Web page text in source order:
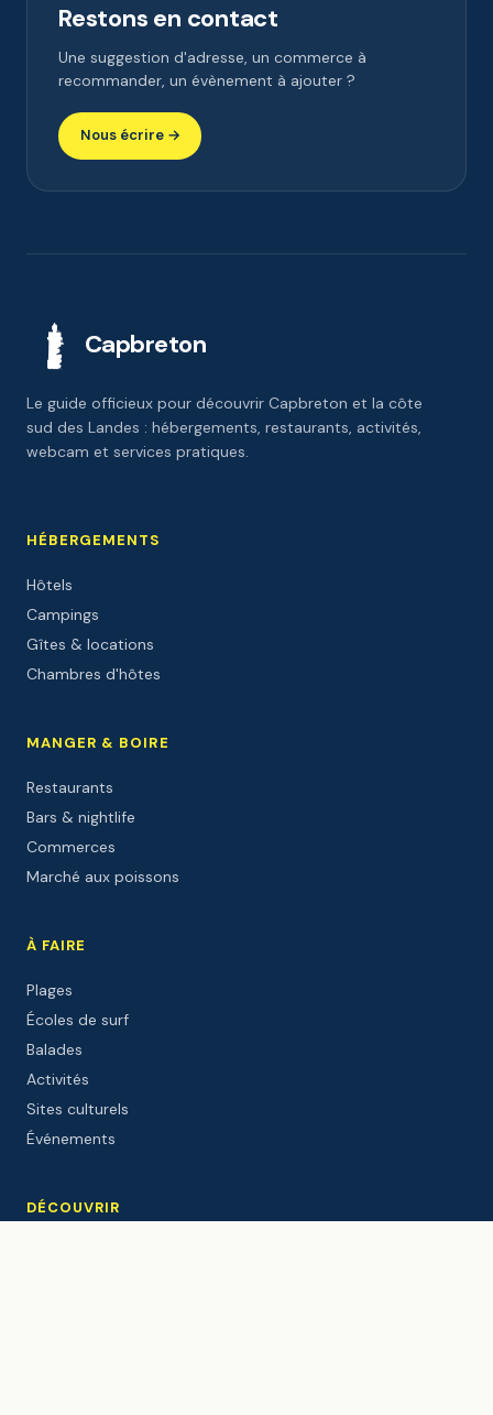
Restons en contact
Une suggestion d'adresse, un commerce à
recommander, un évènement à ajouter ?
Nous écrire →
Capbreton
Le guide officieux pour découvrir Capbreton et la côte
sud des Landes : hébergements, restaurants, activités,
webcam et services pratiques.
HÉBERGEMENTS
Hôtels
Campings
Gîtes & locations
Chambres d'hôtes
MANGER & BOIRE
Restaurants
Bars & nightlife
Commerces
Marché aux poissons
À FAIRE
Plages
Écoles de surf
Balades
Activités
Sites culturels
Événements
DÉCOUVRIR